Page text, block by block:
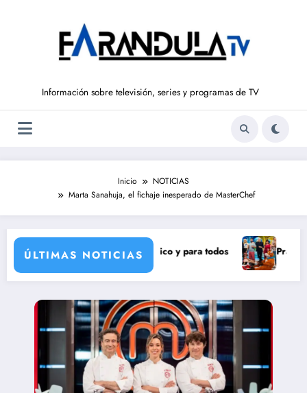
Información sobre televisión, series y programas de TV
Inicio
NOTICIAS
Marta Sanahuja, el fichaje inesperado de MasterChef
ÚLTIMAS NOTICIAS
un eclipse solar histórico y para todos Pravia y